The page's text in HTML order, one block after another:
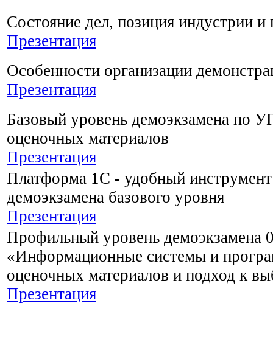
Состояние дел, позиция индустрии и
Презентация
Особенности организации
Презентация
Базовый уровень демоэкзамена по
оценочных материалов
Презентация
Платформа 1С - удобный
демоэкзамена базового уровня
Презентация
Профильный уровень демоэкзамена
«Информационные системы и
оценочных материалов и подход к
Презентация